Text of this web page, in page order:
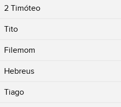
2 Timóteo
Tito
Filemom
Hebreus
Tiago